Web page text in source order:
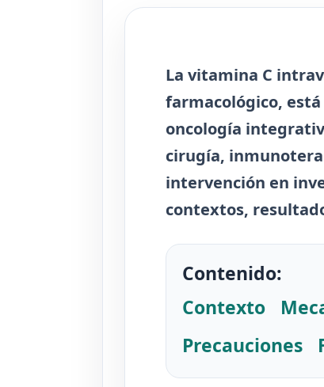
La vitamina C
farmacológico,
oncología
cirugía,
intervención en
contextos,
Contenido:
Contexto
Precauciones